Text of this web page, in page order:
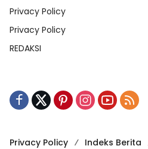
Privacy Policy
Privacy Policy
REDAKSI
Privacy Policy
Indeks Berita